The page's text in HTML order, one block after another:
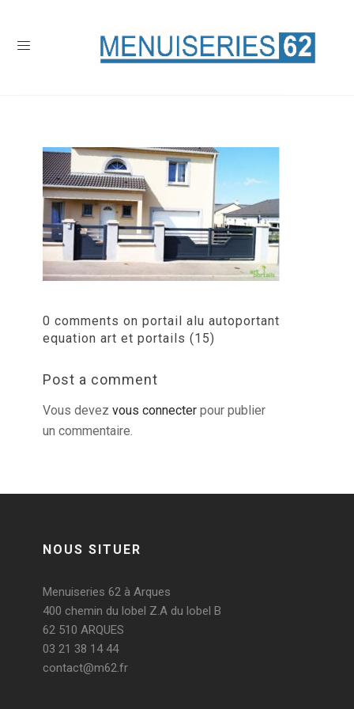
0 comments on portail alu autoportant
equation art et portails (15)
Post a comment
Vous devez vous connecter pour publier
un commentaire.
NOUS SITUER
Menuiseries 62 à Arques
400 chemin du lobel Z.A du lobel B
62 510 ARQUES
03 21 38 14 44
contact@m62.fr